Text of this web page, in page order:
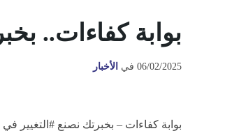
بوابة كفاءات..
06/02/2025 في الأخبار
بوابة كفاءات – بخبرتك نصنع #التغيير